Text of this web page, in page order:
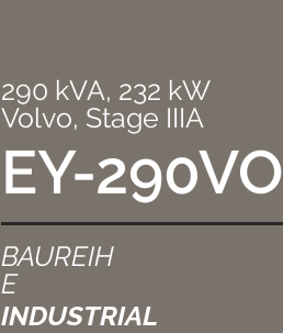
290 kVA, 232 kW
Volvo, Stage IIIA
EY-290VO
BAUREIH
E
INDUSTRIAL